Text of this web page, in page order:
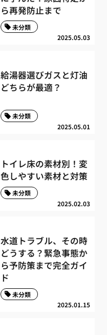
ら再発防止まで
2025.05.03
未分類
給湯器選びガスと灯油
どちらが最適？
2025.05.01
未分類
トイレ床の素材別！変
色しやすい素材と対策
2025.02.03
未分類
水道トラブル、その時
どうする？緊急事態か
ら予防策まで完全ガイ
ド
2025.01.15
未分類